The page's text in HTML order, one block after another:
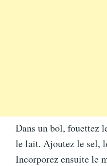
Dans un bol, fouettez
le lait. Ajoutez le sel,
Incorporez ensuite le